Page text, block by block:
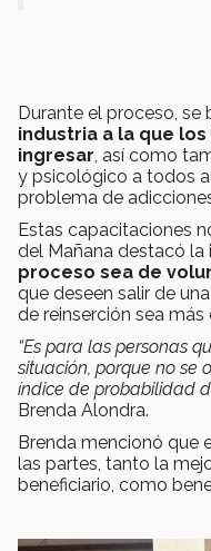
Durante el proceso, se
industria a la que
ingresar , así como
y psicológico a todos
problema de
Estas capacitaciones
del Mañana destacó
proceso sea de
que deseen salir de
de reinserción sea más
“Es para las personas
situación, porque no se
índice de probabilidad
Brenda Alondra.
Brenda mencionó que
las partes, tanto la
beneficiario, como